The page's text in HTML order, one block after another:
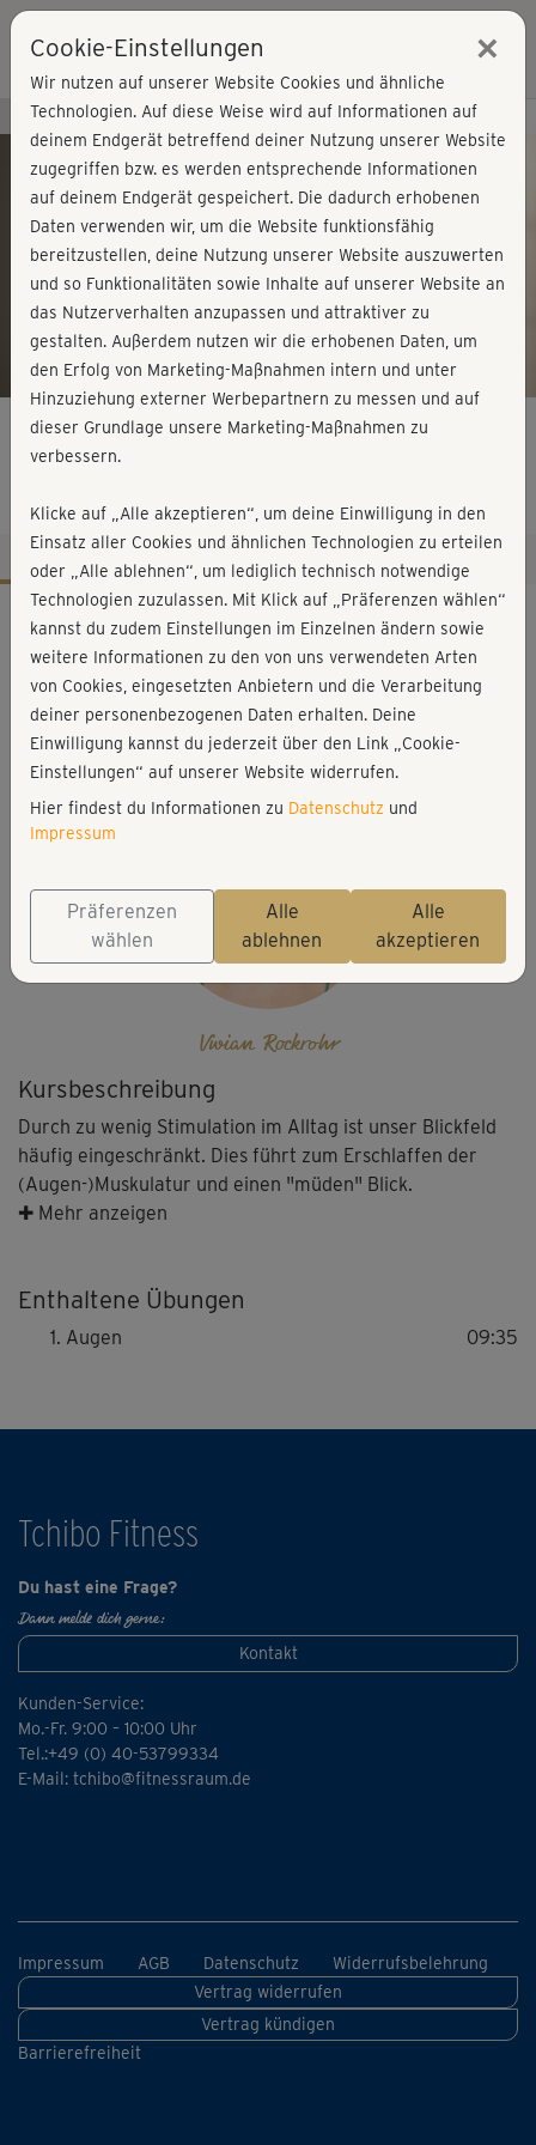
Play
Video
Kursvorschau - Jetzt mitmachen!
Face Yoga - Augenöffner
Kursbeschreibung
Durch zu wenig Stimulation im Alltag ist unser Blickfeld
häufig eingeschränkt. Dies führt zum Erschlaffen der
(Augen-)Muskulatur und einen "müden" Blick.
Dem wollen wir hier entgegenwirken: Vivi zeigt dir in
Die Übungen für die Augenmuskulatur ermöglichen es
uns, den Vagusnerv anzusteuern, der zusätzlich für eine
beleben und erfrischen und den ungeliebten "Puffy Eyes"
✚ Mehr anzeigen
Enthaltene Übungen
Augen 09:35
Workout-Facts
leicht
10 Min
19 kcal
Vivian Rockrohr
Vivian Rockrohr
Tchibo Fitness
Du hast eine Frage?
Dann melde dich gerne:
Kontakt
Kunden-Service:
Mo.-Fr. 9:00 – 10:00 Uhr
Tel.:+49 (0) 40-53799334
E-Mail: tchibo@fitnessraum.de
Impressum AGB Datenschutz
Widerrufsbelehrung
Vertrag widerrufen
Vertrag kündigen
Barrierefreiheit
Cookie-Einstellungen ×
Wir nutzen auf unserer Website Cookies und ähnliche
Technologien. Auf diese Weise wird auf Informationen auf
deinem Endgerät betreffend deiner Nutzung unserer Website
zugegriffen bzw. es werden entsprechende Informationen
auf deinem Endgerät gespeichert. Die dadurch erhobenen
Daten verwenden wir, um die Website funktionsfähig
bereitzustellen, deine Nutzung unserer Website auszuwerten
und so Funktionalitäten sowie Inhalte auf unserer Website an
das Nutzerverhalten anzupassen und attraktiver zu
gestalten. Außerdem nutzen wir die erhobenen Daten, um
den Erfolg von Marketing-Maßnahmen intern und unter
Hinzuziehung externer Werbepartnern zu messen und auf
dieser Grundlage unsere Marketing-Maßnahmen zu
verbessern.
Klicke auf „Alle akzeptieren“, um deine Einwilligung in den
Einsatz aller Cookies und ähnlichen Technologien zu erteilen
oder „Alle ablehnen“, um lediglich technisch notwendige
Technologien zuzulassen. Mit Klick auf „Präferenzen wählen“
kannst du zudem Einstellungen im Einzelnen ändern sowie
weitere Informationen zu den von uns verwendeten Arten
von Cookies, eingesetzten Anbietern und die Verarbeitung
deiner personenbezogenen Daten erhalten. Deine
Einwilligung kannst du jederzeit über den Link „Cookie-
Einstellungen“ auf unserer Website widerrufen.
Hier findest du Informationen zu Datenschutz und
Impressum
Präferenzen
wählen
Alle
ablehnen
Alle
akzeptieren